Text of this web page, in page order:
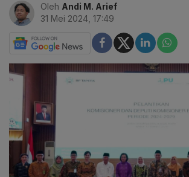
Oleh Andi M. Arief
31 Mei 2024, 17:49